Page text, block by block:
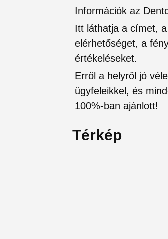
Információk az
Itt láthatja a címet,
elérhetőséget, a
értékeléseket.
Erről a helyről jó
ügyfeleikkel, és
100%-ban ajánlott!
Térkép